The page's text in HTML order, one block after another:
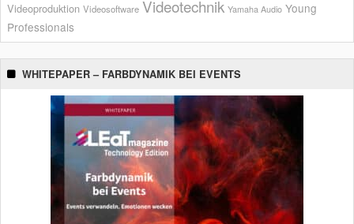
Videoproduktion Videosoftware Videotechnik Yamaha Audio Young
Professionals
WHITEPAPER – FARBDYNAMIK BEI EVENTS